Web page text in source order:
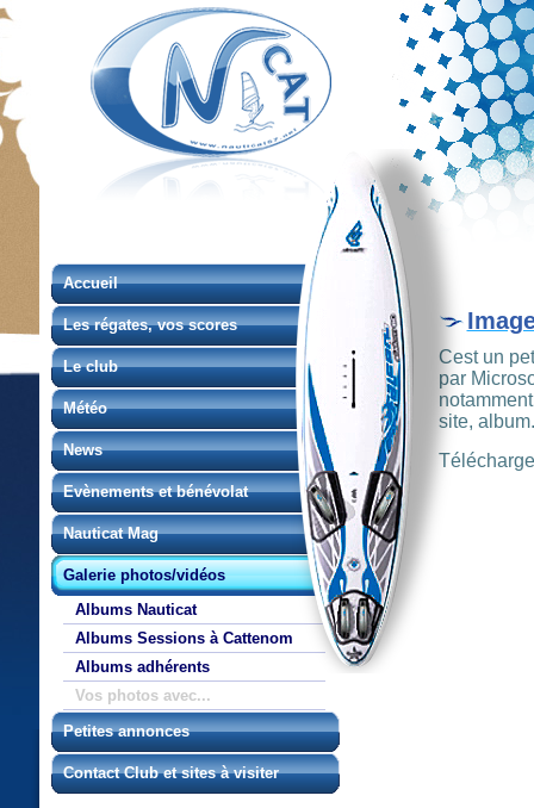
Accueil
Les régates, vos scores
Le club
Météo
News
Evènements et bénévolat
Nauticat Mag
Galerie photos/vidéos
Albums Nauticat
Albums Sessions à Cattenom
Albums adhérents
Vos photos avec...
Petites annonces
Contact Club et sites à visiter
Cest un
par
site,